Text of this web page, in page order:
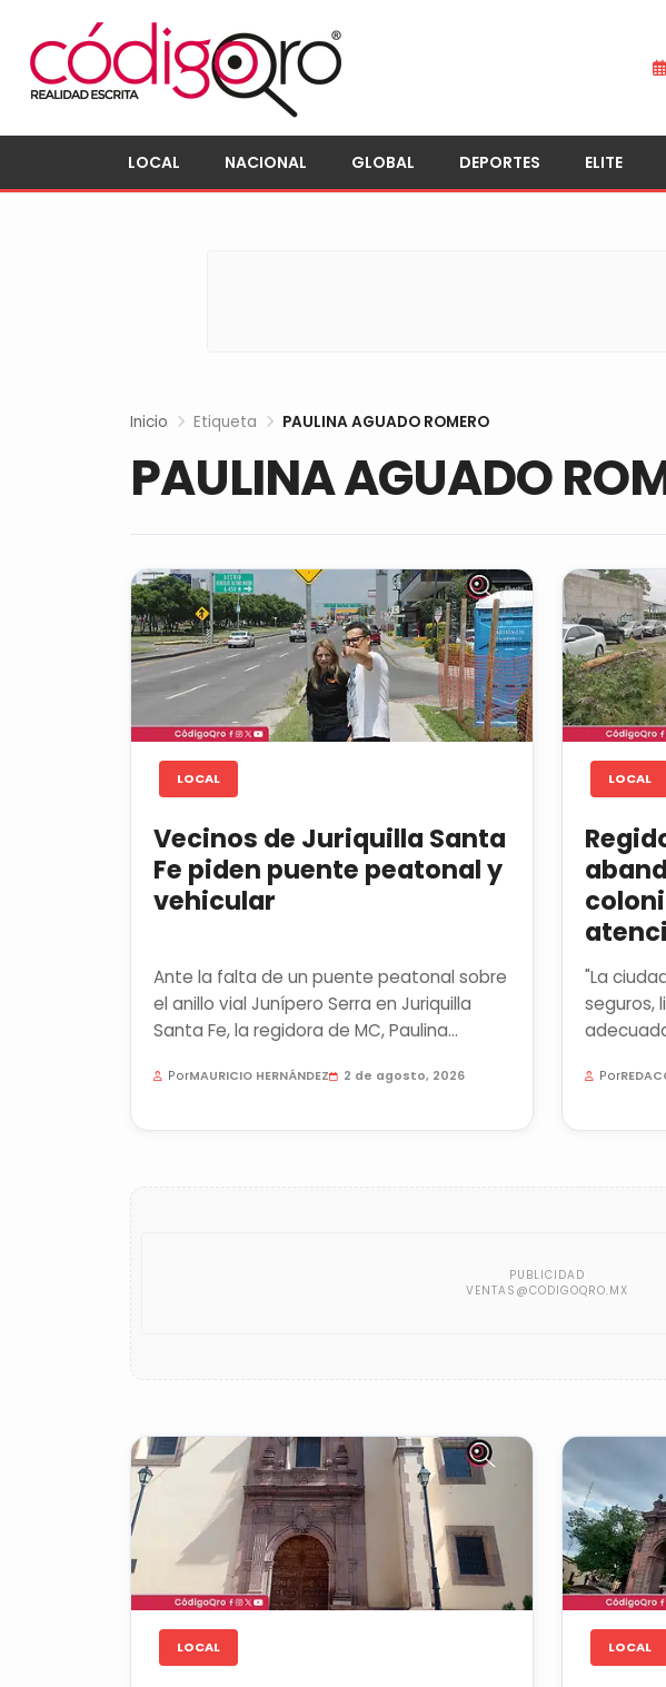
LOCAL NACIONAL GLOBAL DEPORTES ELITE
Inicio Etiqueta PAULINA AGUADO ROMERO
PAULINA AGUADO
LOCAL
Vecinos de Juriquilla Santa
Fe piden puente peatonal y
vehicular
Ante la falta de un puente peatonal sobre
el anillo vial Junípero Serra en Juriquilla
Santa Fe, la regidora de MC, Paulina
PorMAURICIO HERNÁNDEZ 2 de agosto, 2026
LOCAL
"La
seguros,
Por
LOCAL LOCAL